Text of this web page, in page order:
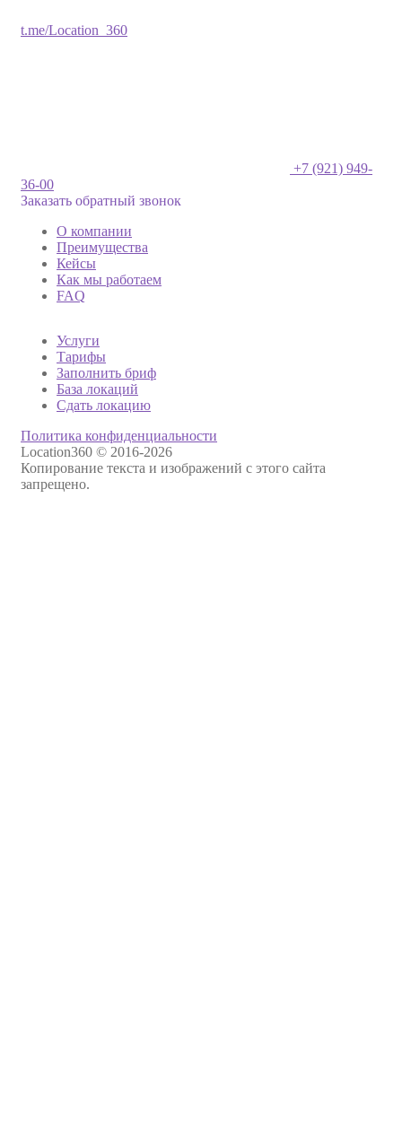
t.me/Location_360
+7 (921) 949-
36-00
Заказать обратный звонок
О компании
Преимущества
Кейсы
Как мы работаем
FAQ
Услуги
Тарифы
Заполнить бриф
База локаций
Сдать локацию
Политика конфиденциальности
Location360 © 2016-2026
Копирование текста и изображений с этого сайта
запрещено.